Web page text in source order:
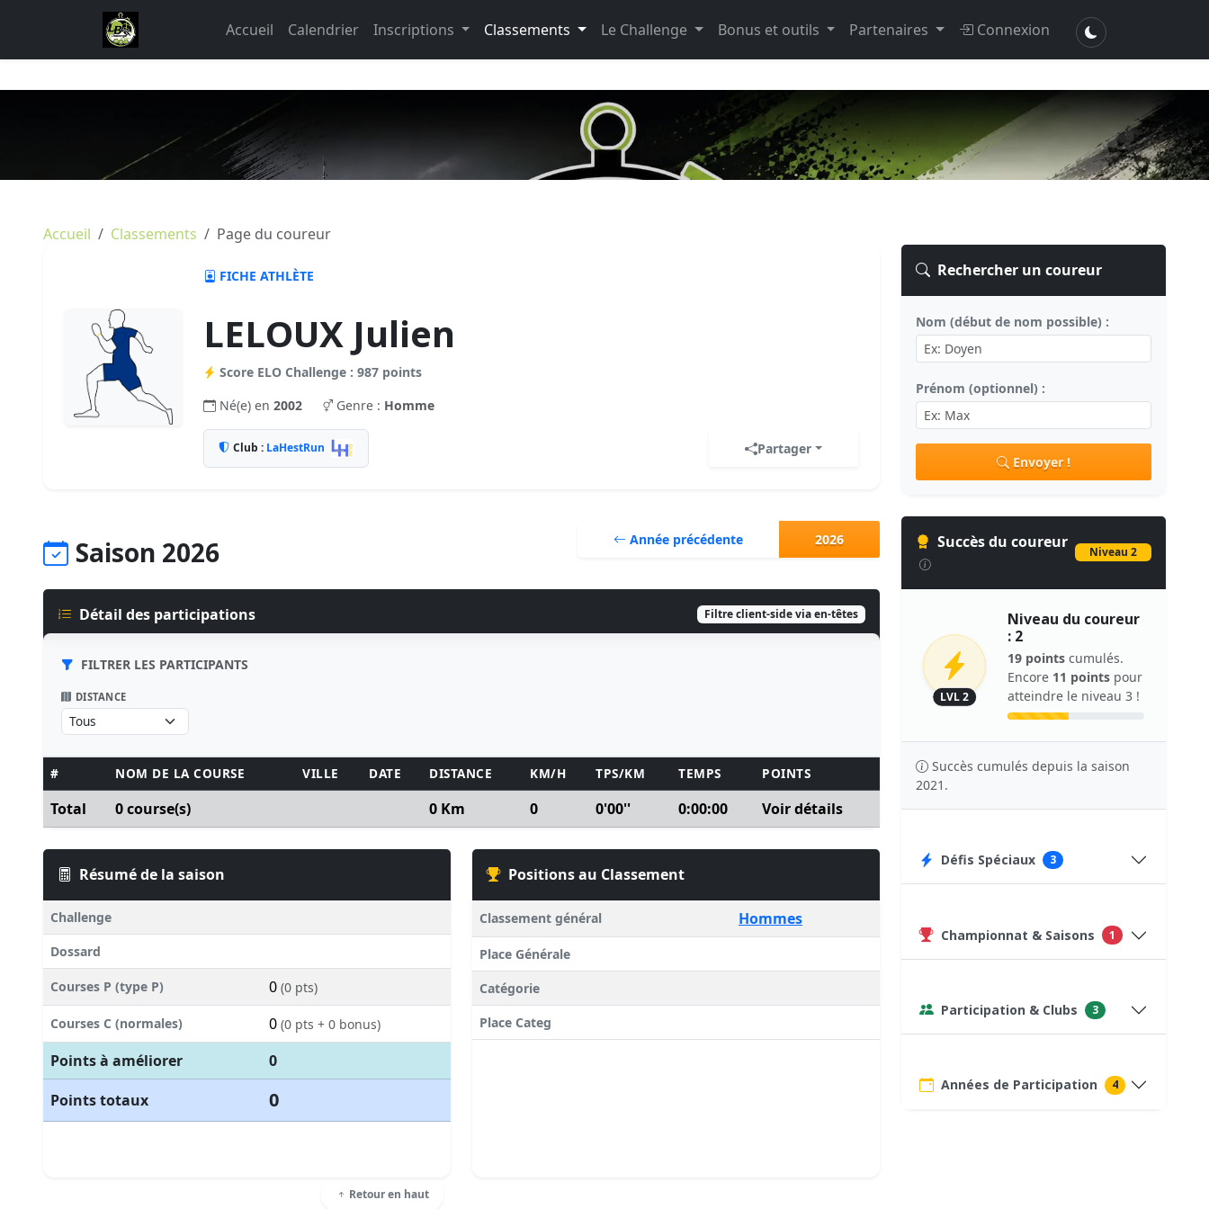
Accueil Calendrier Inscriptions Classements Le Challenge Bonus et outils Partenaires Connexion
Accueil Classements Page du coureur
FICHE ATHLÈTE
LELOUX Julien
Score ELO Challenge : 987 points
Né(e) en 2002 Genre : Homme
Club : LaHestRun Partager
Saison 2026 Année précédente 2026
Détail des participations Filtre client-side via en-têtes
FILTRER LES PARTICIPANTS
DISTANCE
# NOM DE LA COURSE VILLE DATE DISTANCE KM/H TPS/KM TEMPS POINTS
Total 0 course(s) 0 Km 0 0'00'' 0:00:00 Voir détails
Résumé de la saison
Challenge
Dossard
Courses P (type P) 0 (0 pts)
Courses C (normales) 0 (0 pts + 0 bonus)
Points à améliorer
0
Points totaux
0
Retour en haut
Positions au Classement
Classement général Hommes
Place Générale
Catégorie
Place Categ
Rechercher un coureur
Nom (début de nom possible) :
Prénom (optionnel) :
Envoyer !
Succès du coureur
Niveau 2
LVL 2
Niveau du coureur
: 2
19 points cumulés.
Encore 11 points pour
atteindre le niveau 3 !
Succès cumulés depuis la saison
2021.
Défis Spéciaux 3
Championnat & Saisons 1
Participation & Clubs 3
Années de Participation 4